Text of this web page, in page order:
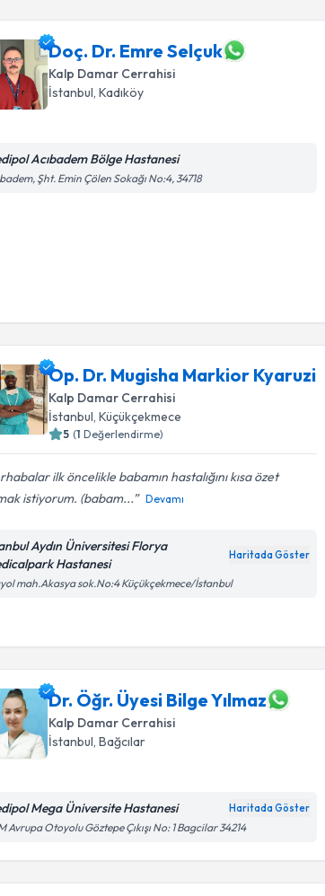
Doç. Dr. Emre Selçuk
Kalp Damar Cerrahisi
İstanbul, Kadıköy
Acıbadem Bölge Hastanesi
Şht. Emin Çölen Sokağı No:4, 34718
Op. Dr. Mugisha Markior Kyaruzi
Kalp Damar Cerrahisi
İstanbul , Küçükçekmece
5 (1 Değerlendirme)
ilk öncelikle babamın hastalığını kısa özet
istiyorum. (babam...
Devamı
Aydın Üniversitesi Florya
Hastanesi
Haritada Göster
mah.Akasya sok.No:4 Küçükçekmece/İstanbul
Dr. Öğr. Üyesi Bilge Yılmaz
Kalp Damar Cerrahisi
İstanbul, Bağcılar
Mega Üniversite Hastanesi Haritada Göster
Avrupa Otoyolu Göztepe Çıkışı No: 1 Bagcilar 34214